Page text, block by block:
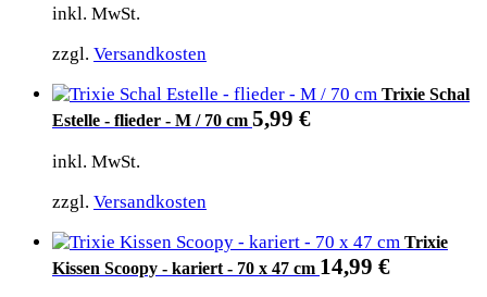
inkl. MwSt.
zzgl. Versandkosten
Trixie Schal
Estelle - flieder - M / 70 cm 5,99 €
inkl. MwSt.
zzgl. Versandkosten
Trixie
Kissen Scoopy - kariert - 70 x 47 cm 14,99 €